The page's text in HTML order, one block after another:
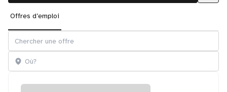
Offres d’emploi